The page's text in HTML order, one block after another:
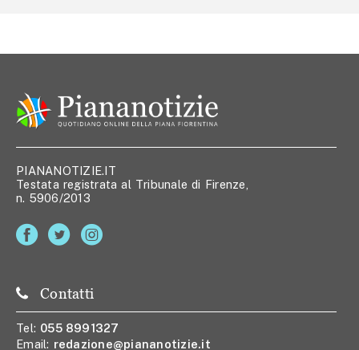
PIANANOTIZIE.IT
Testata registrata al Tribunale di Firenze,
n. 5906/2013
Contatti
Tel: 055 8991327
Email: redazione@piananotizie.it